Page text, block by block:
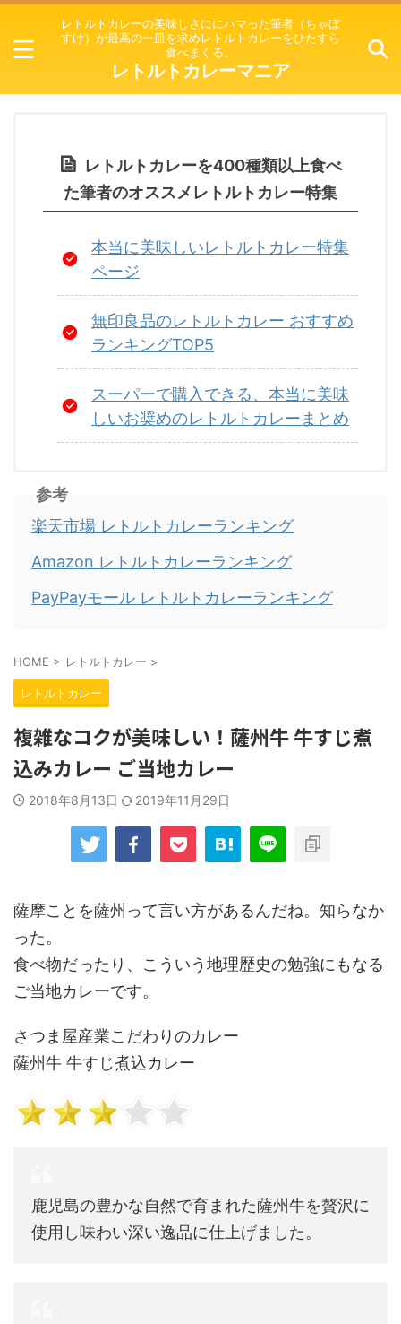
レトルトカレーの美味しさににハマった筆者（ちゃぼ
すけ）が最高の一皿を求めレトルトカレーをひたすら
食べまくる。
レトルトカレーマニア
レトルトカレーを400種類以上食べ
た筆者のオススメレトルトカレー特集
本当に美味しいレトルトカレー特集
ページ
無印良品のレトルトカレー おすすめ
ランキングTOP5
スーパーで購入できる、本当に美味
しいお奨めのレトルトカレーまとめ
参考
楽天市場 レトルトカレーランキング
Amazon レトルトカレーランキング
PayPayモール レトルトカレーランキング
HOME > レトルトカレー >
レトルトカレー
複雑なコクが美味しい！薩州牛 牛すじ煮
込みカレー ご当地カレー
2018年8月13日 2019年11月29日
薩摩ことを薩州って言い方があるんだね。知らなか
った。
食べ物だったり、こういう地理歴史の勉強にもなる
ご当地カレーです。
さつま屋産業こだわりのカレー
薩州牛 牛すじ煮込カレー
鹿児島の豊かな自然で育まれた薩州牛を贅沢に
使用し味わい深い逸品に仕上げました。